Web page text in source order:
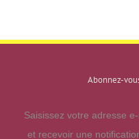
Abonnez-
Saisissez votre adresse
et recevoir une